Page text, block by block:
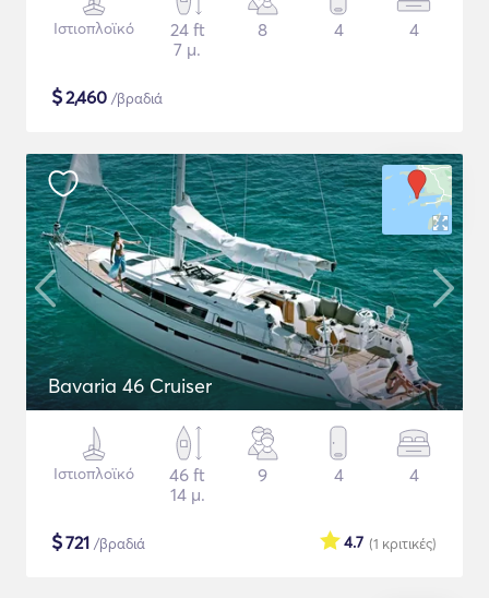
Ιστιοπλοϊκό
24 ft
7 μ.
8 4 4
$2,460 /βραδιά
Bavaria 46 Cruiser
Ιστιοπλοϊκό
46 ft
14 μ.
9 4 4
$721 /βραδιά (1 κριτικές)
4.7